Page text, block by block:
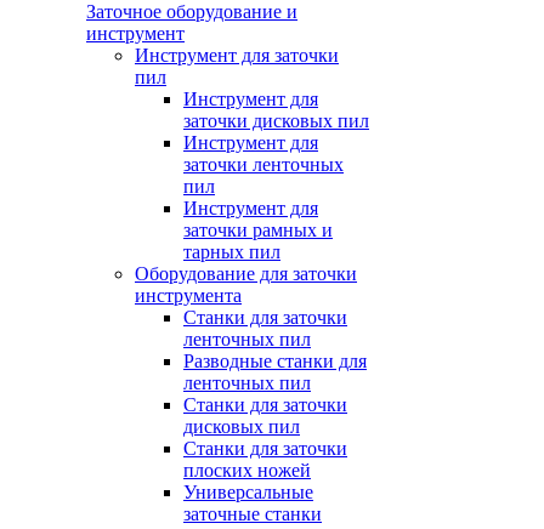
Заточное оборудование и
инструмент
Инструмент для заточки
пил
Инструмент для
заточки дисковых пил
Инструмент для
заточки ленточных
пил
Инструмент для
заточки рамных и
тарных пил
Оборудование для заточки
инструмента
Станки для заточки
ленточных пил
Разводные станки для
ленточных пил
Станки для заточки
дисковых пил
Станки для заточки
плоских ножей
Универсальные
заточные станки